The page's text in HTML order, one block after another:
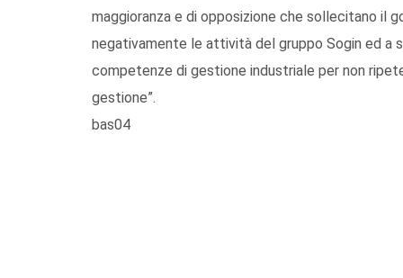
maggioranza e di opposizione che sollecitano il
negativamente le attività del gruppo Sogin ed a
competenze di gestione industriale per non
gestione”.
bas04